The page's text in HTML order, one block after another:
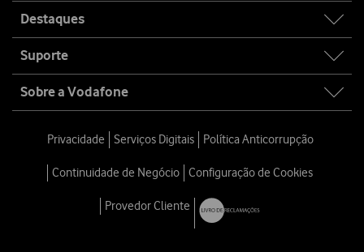
Destaques
Suporte
Sobre a Vodafone
Privacidade Serviços Digitais Política Anticorrupção
Continuidade de Negócio Configuração de Cookies
Provedor Cliente